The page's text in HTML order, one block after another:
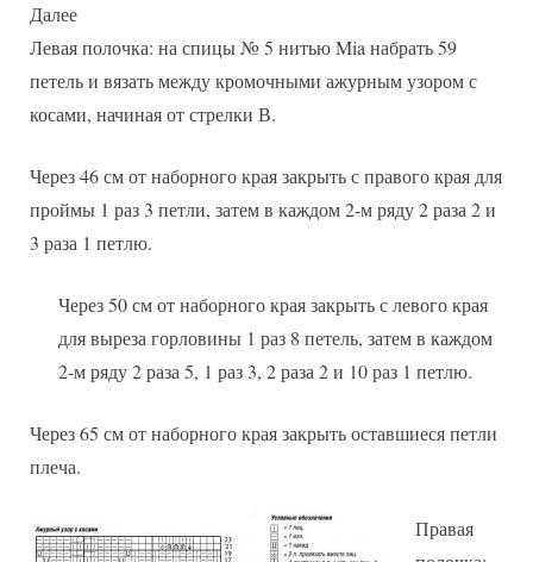
Далее
Левая полочка: на спицы № 5 нитью Mia набрать 59
петель и вязать между кромочными ажурным узором с
косами, начиная от стрелки В.
Через 46 см от наборного края закрыть с правого края для
проймы 1 раз 3 петли, затем в каждом 2-м ряду 2 раза 2 и
3 раза 1 петлю.
Через 50 см от наборного края закрыть с левого края
для выреза горловины 1 раз 8 петель, затем в каждом
2-м ряду 2 раза 5, 1 раз 3, 2 раза 2 и 10 раз 1 петлю.
Через 65 см от наборного края закрыть оставшиеся петли
плеча.
Правая